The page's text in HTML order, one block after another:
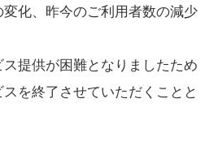
化、昨今のご利用者数の減少
提供が困難となりましたため
を終了させていただくことと